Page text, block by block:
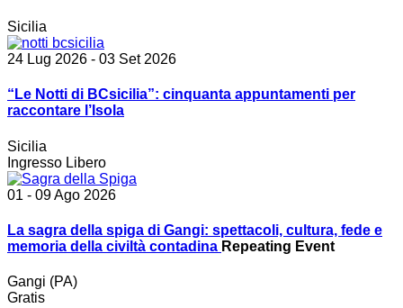
Sicilia
24 Lug 2026 - 03 Set 2026
“Le Notti di BCsicilia”: cinquanta appuntamenti per
raccontare l’Isola
Sicilia
Ingresso Libero
01 - 09 Ago 2026
La sagra della spiga di Gangi: spettacoli, cultura, fede e
memoria della civiltà contadina Repeating Event
Gangi (PA)
Gratis